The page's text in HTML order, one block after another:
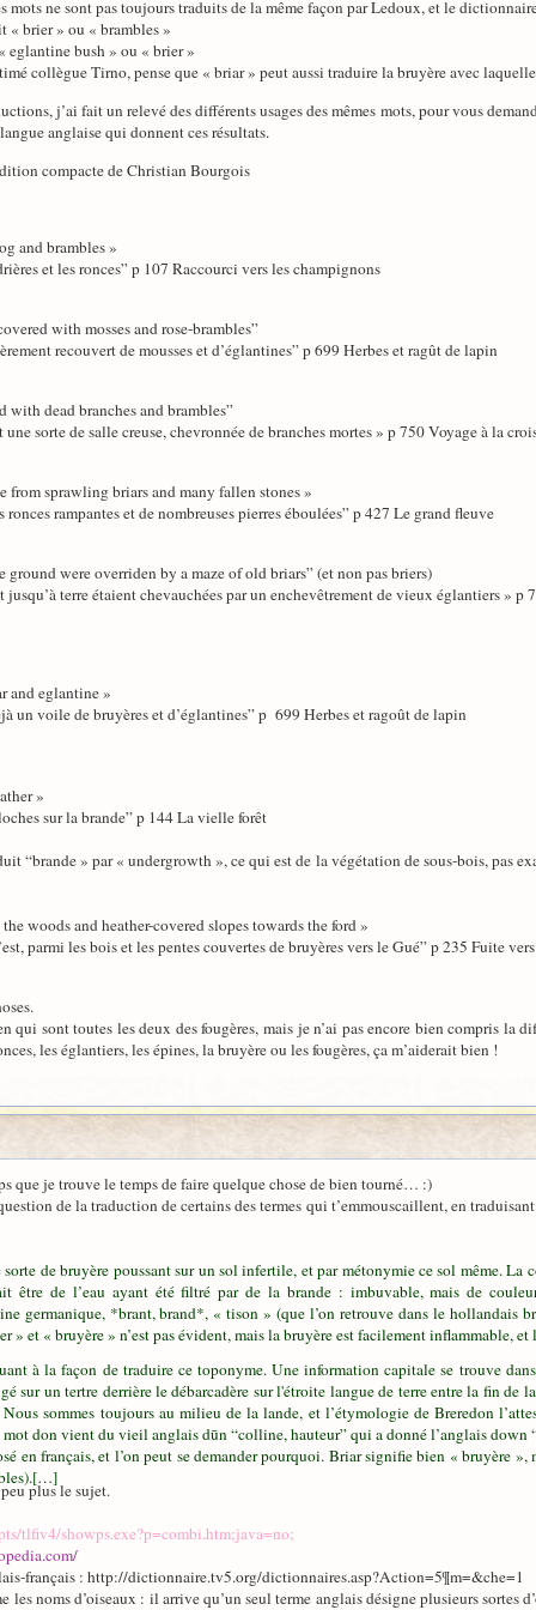
mots ne sont pas toujours traduits de la même façon par Ledoux, et le
« brier » ou « brambles »
eglantine bush » ou « brier »
collègue Tirno, pense que « briar » peut aussi traduire la bruyère avec
j’ai fait un relevé des différents usages des mêmes mots, pour vous
anglaise qui donnent ces résultats.
compacte de Christian Bourgois
and brambles »
et les ronces” p 107 Raccourci vers les champignons
with mosses and rose-brambles”
recouvert de mousses et d’églantines” p 699 Herbes et ragût de lapin
dead branches and brambles”
sorte de salle creuse, chevronnée de branches mortes » p 750 Voyage à la
sprawling briars and many fallen stones »
ronces rampantes et de nombreuses pierres éboulées” p 427 Le grand fleuve
were overriden by a maze of old briars” (et non pas briers)
terre étaient chevauchées par un enchevêtrement de vieux églantiers » p
and eglantine »
un voile de bruyères et d’églantines” p 699 Herbes et ragoût de lapin
»
sur la brande” p 144 La vielle forêt
“brande » par « undergrowth », ce qui est de la végétation de sous-bois, pas
woods and heather-covered slopes towards the ford »
parmi les bois et les pentes couvertes de bruyères vers le Gué” p 235 Fuite
qui sont toutes les deux des fougères, mais je n’ai pas encore bien compris
les églantiers, les épines, la bruyère ou les fougères, ça m’aiderait bien !
que je trouve le temps de faire quelque chose de bien tourné… :)
de la traduction de certains des termes qui t’emmouscaillent, en
de bruyère poussant sur un sol infertile, et par métonymie ce sol même. La
être de l’eau ayant été filtré par de la brande : imbuvable, mais de
germanique, *brant, brand*, « tison » (que l’on retrouve dans le hollandais
» et « bruyère » n’est pas évident, mais la bruyère est facilement
à la façon de traduire ce toponyme. Une information capitale se trouve
sur un tertre derrière le débarcadère sur l'étroite langue de terre entre la fin de
sommes toujours au milieu de la lande, et l’étymologie de Breredon
mot don vient du vieil anglais dūn “colline, hauteur” qui a donné l’anglais down
en français, et l’on peut se demander pourquoi. Briar signifie bien « bruyère
plus le sujet.
tlfiv4/showps.exe?p=combi.htm;java=no;
français : http://dictionnaire.tv5.org/dictionnaires.asp?Action=5¶m=&che=1
les noms d’oiseaux : il arrive qu’un seul terme anglais désigne plusieurs sortes